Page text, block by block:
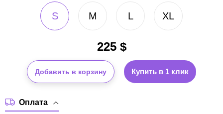
S M L XL
225$
Добавить в корзину Купить в 1 клик
Оплата